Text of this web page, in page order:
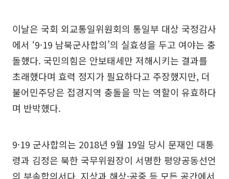
이날은 국회 외교통일위원회의 통일부 대상 국정감사
에서 ‘9·19 남북군사합의’의 실효성을 두고 여야는 충
돌했다. 국민의힘은 안보태세만 저해시키는 결과를
초래했다며 효력 정지가 필요하다고 주장했지만, 더
불어민주당은 접경지역 충돌을 막는 역할이 유효하다
며 반박했다.
9·19 군사합의는 2018년 9월 19일 당시 문재인 대통
령과 김정은 북한 국무위원장이 서명한 평양공동선언
의 부속합의서다. 지상과 해상·공중 등 모든 공간에서